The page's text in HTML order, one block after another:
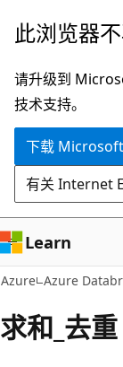
跳
主
要
内
此浏览器
请升级到
技术支持。
下载
有关 Internet
Learn
Azure Azure
求和_去重